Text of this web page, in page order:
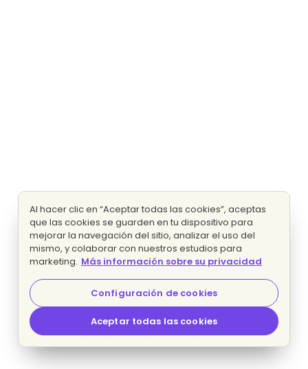
Al hacer clic en “Aceptar todas las cookies”, aceptas
que las cookies se guarden en tu dispositivo para
mejorar la navegación del sitio, analizar el uso del
mismo, y colaborar con nuestros estudios para
marketing. Más información sobre su privacidad
Configuración de cookies
Aceptar todas las cookies